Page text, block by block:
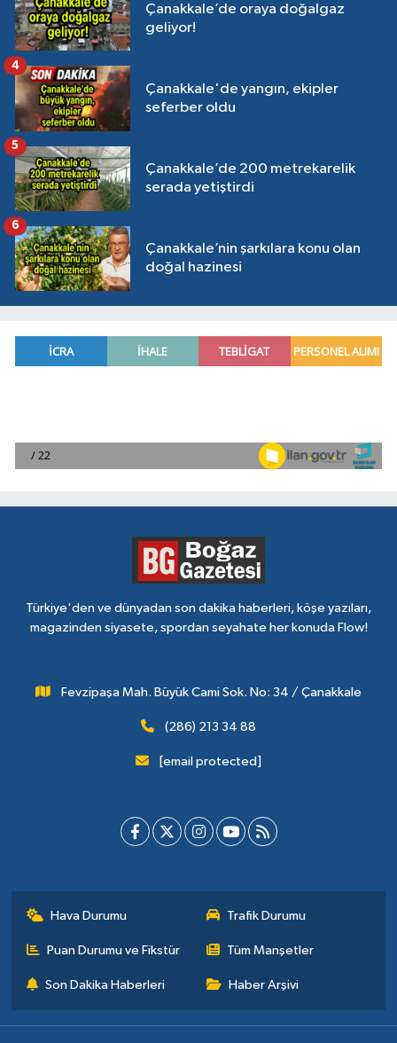
Çanakkale’de oraya doğalgaz
geliyor!
Çanakkale'de yangın, ekipler
seferber oldu
4
Çanakkale’de 200 metrekarelik
serada yetiştirdi
5
Çanakkale’nin şarkılara konu olan
doğal hazinesi
6
Türkiye'den ve dünyadan son dakika haberleri, köşe yazıları,
magazinden siyasete, spordan seyahate her konuda Flow!
Fevzipaşa Mah. Büyük Cami Sok. No: 34 / Çanakkale
(286) 213 34 88
[email protected]
Hava Durumu Trafik Durumu
Puan Durumu ve Fikstür Tüm Manşetler
Son Dakika Haberleri Haber Arşivi